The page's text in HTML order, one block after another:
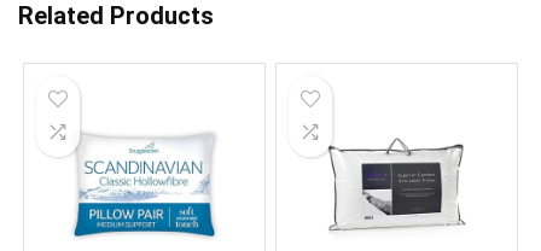
Related Products